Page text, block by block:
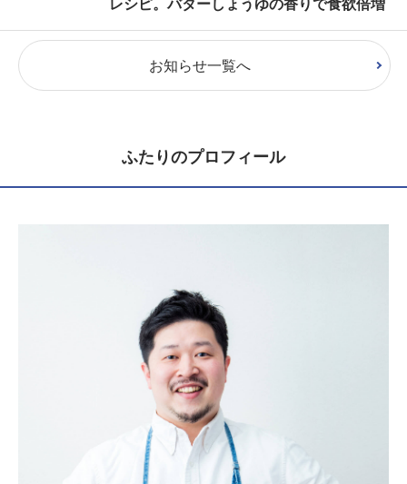
お知らせ一覧へ
ふたりのプロフィール